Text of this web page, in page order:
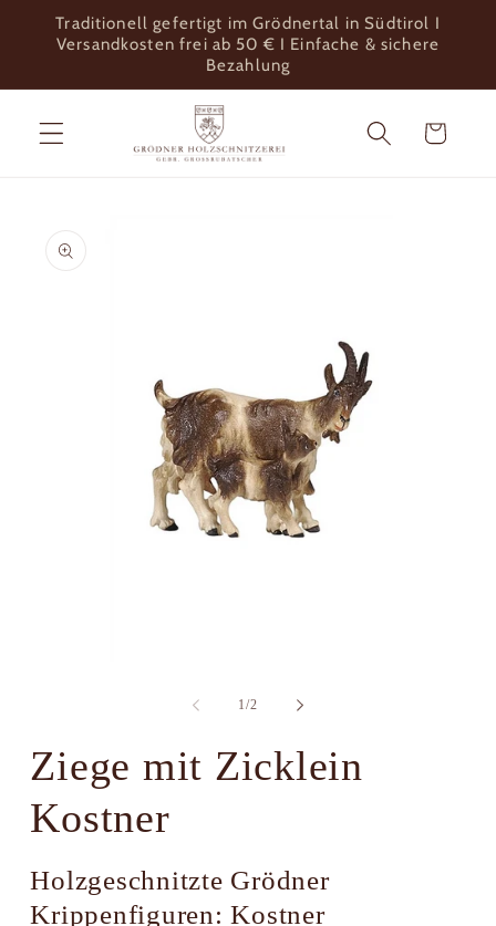
zum
Inhalt
Traditionell gefertigt im Grödnertal in Südtirol I
Versandkosten frei ab 50 € I Einfache & sichere
Bezahlung
Warenkorb
1/von
2
Ziege mit Zicklein
Kostner
Holzgeschnitzte Grödner
Krippenfiguren: Kostner